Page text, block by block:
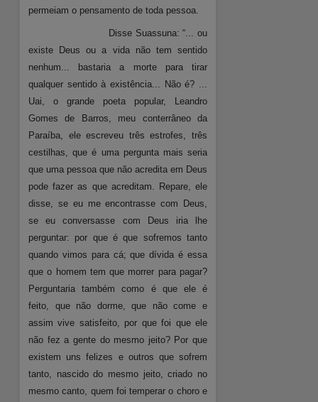
permeiam o pensamento de toda pessoa.
Disse Suassuna: “... ou
existe Deus ou a vida não tem sentido
nenhum... bastaria a morte para tirar
qualquer sentido à existência... Não é? ...
Uai, o grande poeta popular, Leandro
Gomes de Barros, meu conterrâneo da
Paraíba, ele escreveu três estrofes, três
cestilhas, que é uma pergunta mais seria
que uma pessoa que não acredita em Deus
pode fazer as que acreditam. Repare, ele
disse, se eu me encontrasse com Deus,
se eu conversasse com Deus iria lhe
perguntar: por que é que sofremos tanto
quando vimos para cá; que dívida é essa
que o homem tem que morrer para pagar?
Perguntaria também como é que ele é
feito, que não dorme, que não come e
assim vive satisfeito, por que foi que ele
não fez a gente do mesmo jeito? Por que
existem uns felizes e outros que sofrem
tanto, nascido do mesmo jeito, criado no
mesmo canto, quem foi temperar o choro e